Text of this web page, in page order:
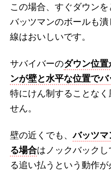
この場合、すぐダウンを
バッツマンのボールも
線はおいしいです。
サバイバーのダウン位
ンが壁と水平な位置で
特にけん制することな
せん。
壁の近くでも、バッツ
る場合はノックバック
る追い払うという動作が